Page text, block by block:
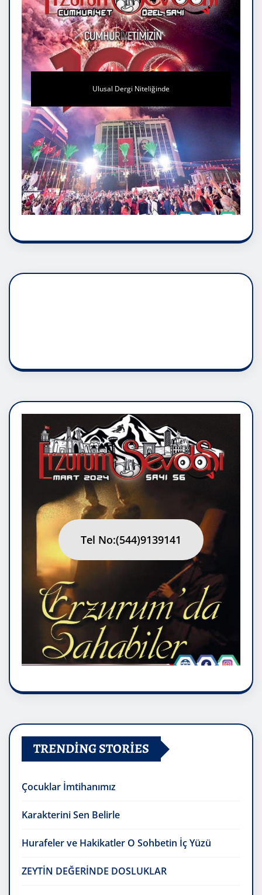
Ulusal Dergi Niteliğinde
Tel No:(544)9139141
TRENDING STORIES
Çocuklar İmtihanımız
Karakterini Sen Belirle
Hurafeler ve Hakikatler O Sohbetin İç Yüzü
ZEYTİN DEĞERİNDE DOSLUKLAR